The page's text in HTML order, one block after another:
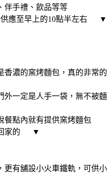
伴手禮、飲品等等
應至早上的10點半左右
▼
香濃的窯烤麵包，真的非常的
外一定是人手一袋，無不被麵
餐點內就有提供窯烤麵包
回家的
▼
更有舖設小火車鐵軌，可供小